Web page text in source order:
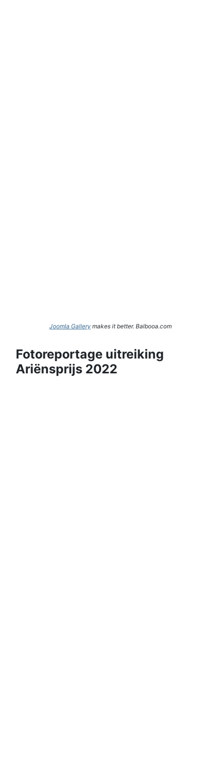
Joomla Gallery makes it better. Balbooa.com
Fotoreportage uitreiking
Ariënsprijs 2022